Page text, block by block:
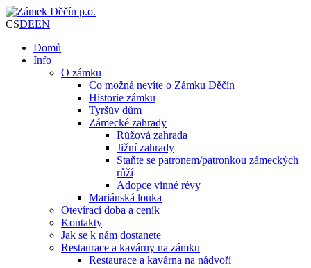
CSDEEN
Domů
Info
O zámku
Co možná nevíte o Zámku Děčín
Historie zámku
Tyršův dům
Zámecké zahrady
Růžová zahrada
Jižní zahrady
Staňte se patronem/patronkou zámeckých
růží
Adopce vinné révy
Mariánská louka
Otevírací doba a ceník
Kontakty
Jak se k nám dostanete
Restaurace a kavárny na zámku
Restaurace a kavárna na nádvoří